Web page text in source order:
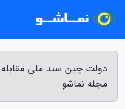
دولت چین سند ملی مقابله
مجله نماشو